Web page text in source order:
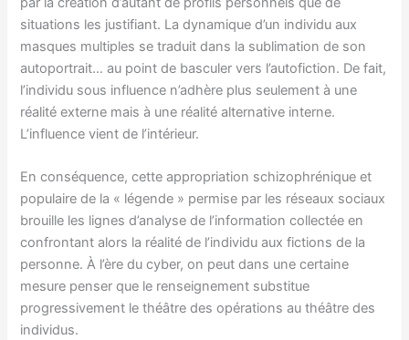
situations les justifiant. La dynamique d’un individu aux
masques multiples se traduit dans la sublimation de son
autoportrait… au point de basculer vers l’autofiction. De fait,
l’individu sous influence n’adhère plus seulement à une
réalité externe mais à une réalité alternative interne.
L’influence vient de l’intérieur.
En conséquence, cette appropriation schizophrénique et
populaire de la « légende » permise par les réseaux sociaux
brouille les lignes d’analyse de l’information collectée en
confrontant alors la réalité de l’individu aux fictions de la
personne. À l’ère du cyber, on peut dans une certaine
mesure penser que le renseignement substitue
progressivement le théâtre des opérations au théâtre des
individus.